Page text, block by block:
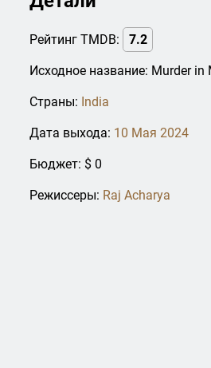
Рейтинг TMDB: 7.2
Исходное название: Murder in
Страны: India
Дата выхода: 10 Мая 2024
Бюджет: $ 0
Режиссеры: Raj Acharya